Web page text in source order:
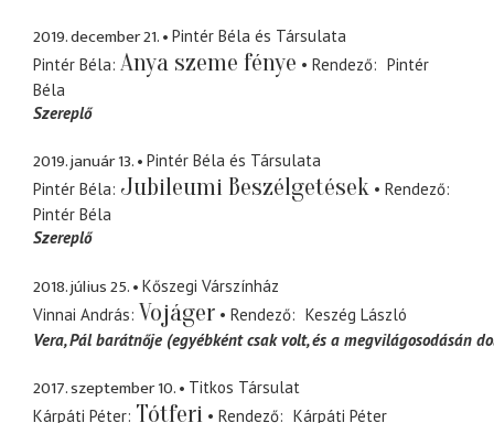
2019. december 21.
Pintér Béla és Társulata
Pintér Béla Anya szeme fénye Rendező
Pintér
Béla
Szereplő
2019. január 13.
Pintér Béla és Társulata
Pintér Béla Jubileumi Beszélgetések
Rendező
Pintér Béla
Szereplő
2018. július 25.
Kőszegi Várszínház
Vinnai András Vojáger Rendező
Keszég László
Vera Pál barátnője (egyébként csak volt, és a megvilágosodásán
2017. szeptember 10.
Titkos Társulat
Kárpáti Péter Tótferi Rendező
Kárpáti Péter